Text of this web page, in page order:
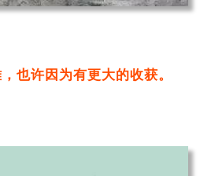
也许因为有更大的收获。